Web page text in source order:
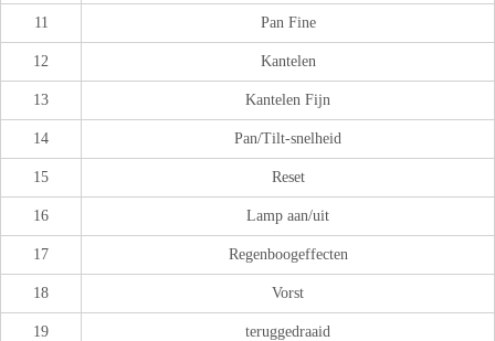
11 Pan Fine
12 Kantelen
13 Kantelen Fijn
14 Pan/Tilt-snelheid
15 Reset
16 Lamp aan/uit
17 Regenboogeffecten
18 Vorst
19 teruggedraaid